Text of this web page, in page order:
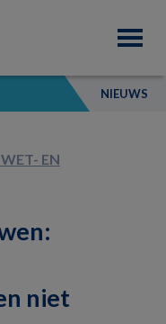
NIEUWS
EN
niet